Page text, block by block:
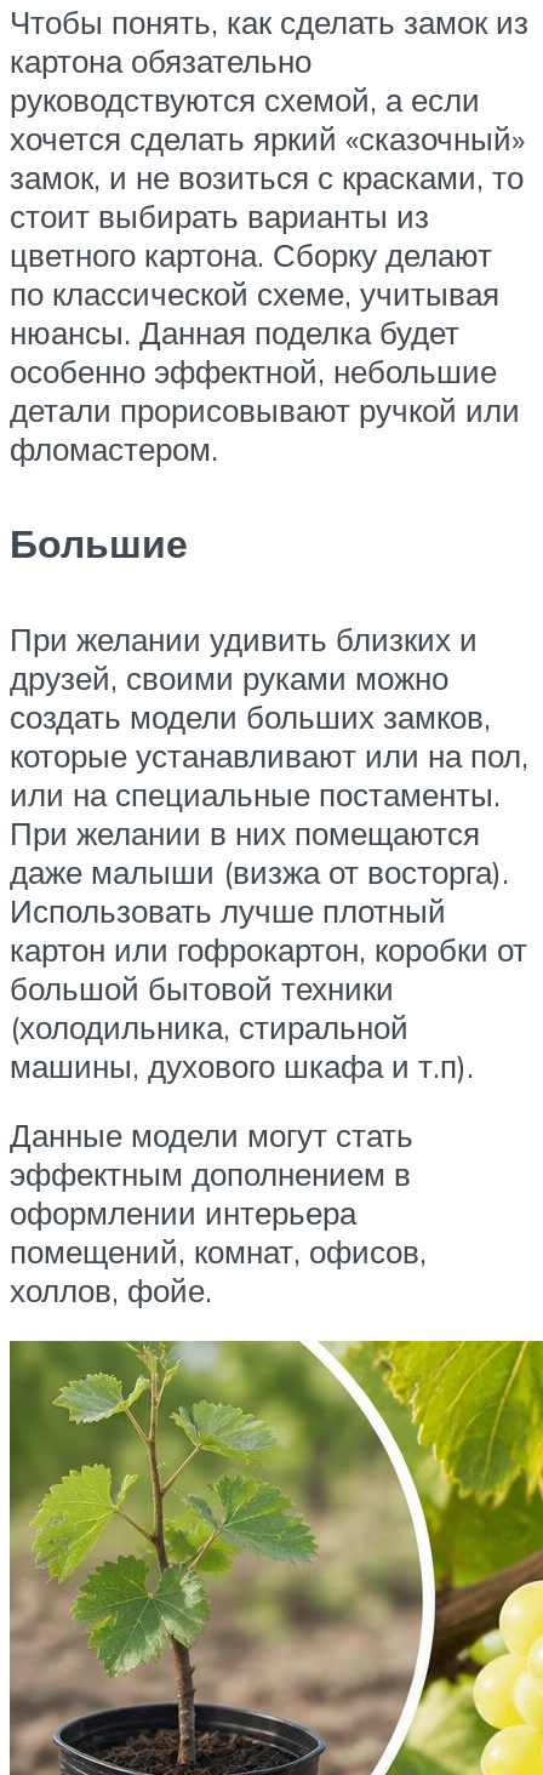
Чтобы понять, как сделать замок из
картона обязательно
руководствуются схемой, а если
хочется сделать яркий «сказочный»
замок, и не возиться с красками, то
стоит выбирать варианты из
цветного картона. Сборку делают
по классической схеме, учитывая
нюансы. Данная поделка будет
особенно эффектной, небольшие
детали прорисовывают ручкой или
фломастером.
Большие
При желании удивить близких и
друзей, своими руками можно
создать модели больших замков,
которые устанавливают или на пол,
или на специальные постаменты.
При желании в них помещаются
даже малыши (визжа от восторга).
Использовать лучше плотный
картон или гофрокартон, коробки от
большой бытовой техники
(холодильника, стиральной
машины, духового шкафа и т.п).
Данные модели могут стать
эффектным дополнением в
оформлении интерьера
помещений, комнат, офисов,
холлов, фойе.